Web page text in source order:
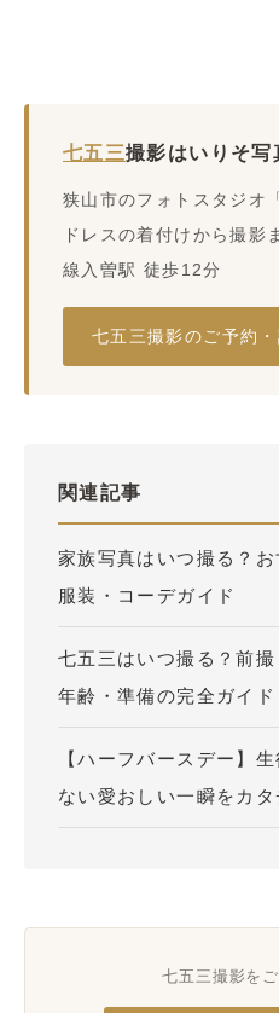
七五三撮影はいりそ写
狭山市のフォトスタジオ
ドレスの着付けから撮影
線入曽駅 徒歩12分
七五三撮影のご予約
関連記事
家族写真はいつ撮る？
服装・コーデガイド
七五三はいつ撮る？前
年齢・準備の完全ガイド
【ハーフバースデー】
ない愛おしい一瞬をカタ
七五三撮影を